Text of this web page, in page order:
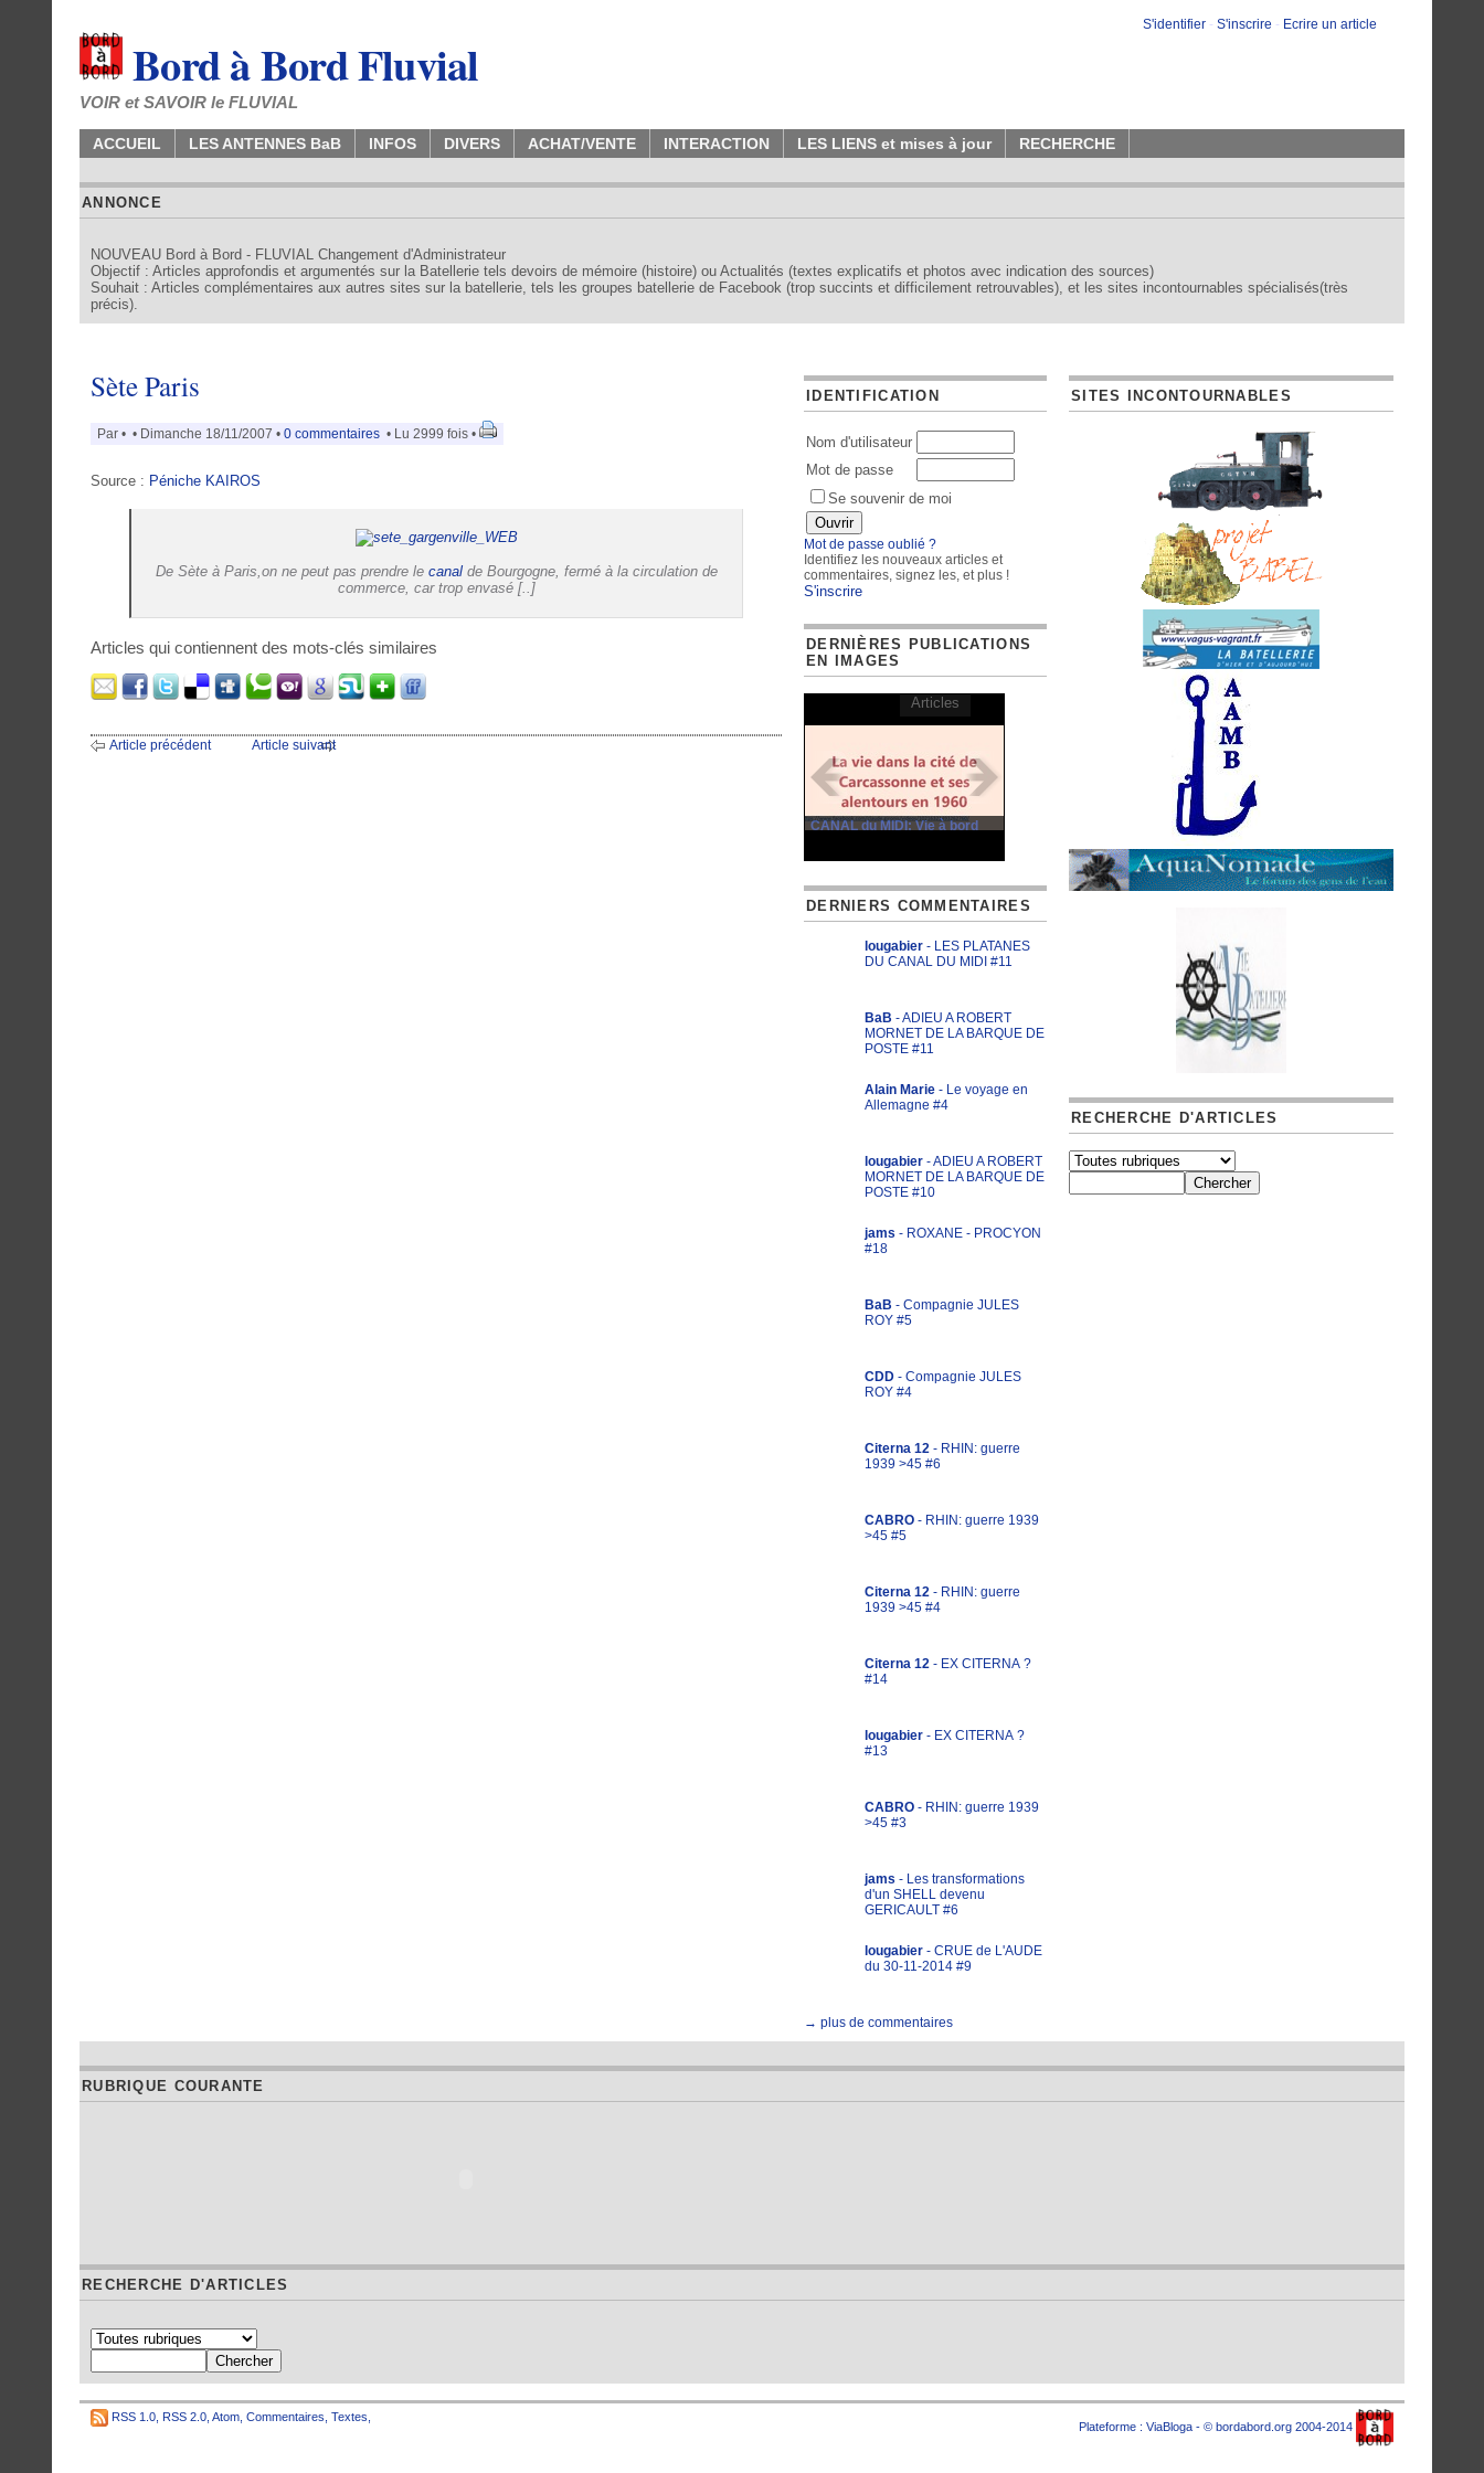
S'identifier - S'inscrire - Ecrire un article
Bord à Bord Fluvial
VOIR et SAVOIR le FLUVIAL
ACCUEIL LES ANTENNES BaB INFOS DIVERS ACHAT/VENTE INTERACTION LES LIENS et mises à jour RECHERCHE
ANNONCE
NOUVEAU Bord à Bord - FLUVIAL Changement d'Administrateur
Objectif : Articles approfondis et argumentés sur la Batellerie tels devoirs de mémoire (histoire) ou Actualités (textes explicatifs et photos avec indication des sources)
Souhait : Articles complémentaires aux autres sites sur la batellerie, tels les groupes batellerie de Facebook (trop succints et difficilement retrouvables), et les sites incontournables spécialisés(très
précis).
Sète Paris
Par • • Dimanche 18/11/2007 • 0 commentaires • Lu 2999 fois •
Source : Péniche KAIROS
De Sète à Paris,on ne peut pas prendre le canal de Bourgogne, fermé à la circulation de
commerce, car trop envasé [..]
Articles qui contiennent des mots-clés similaires
Article précédent Article suivant
IDENTIFICATION
Nom d'utilisateur
Mot de passe
Se souvenir de moi
Mot de passe oublié ?
Identifiez les nouveaux articles et
commentaires, signez les, et plus !
S'inscrire
DERNIÈRES PUBLICATIONS
EN IMAGES
CANAL du MIDI: Vie à bord
Articles
DERNIERS COMMENTAIRES
lougabier - LES PLATANES
DU CANAL DU MIDI #11
BaB - ADIEU A ROBERT
MORNET DE LA BARQUE DE
POSTE #11
Alain Marie - Le voyage en
Allemagne #4
lougabier - ADIEU A ROBERT
MORNET DE LA BARQUE DE
POSTE #10
jams - ROXANE - PROCYON
#18
BaB - Compagnie JULES
ROY #5
CDD - Compagnie JULES
ROY #4
Citerna 12 - RHIN: guerre
1939 >45 #6
CABRO - RHIN: guerre 1939
>45 #5
Citerna 12 - RHIN: guerre
1939 >45 #4
Citerna 12 - EX CITERNA ?
#14
lougabier - EX CITERNA ?
#13
CABRO - RHIN: guerre 1939
>45 #3
jams - Les transformations
d'un SHELL devenu
GERICAULT #6
lougabier - CRUE de L'AUDE
du 30-11-2014 #9
→ plus de commentaires
SITES INCONTOURNABLES
RECHERCHE D'ARTICLES
RUBRIQUE COURANTE
RECHERCHE D'ARTICLES
RSS 1.0 RSS 2.0 Atom Commentaires Textes
Plateforme : ViaBloga - © bordabord.org 2004-2014